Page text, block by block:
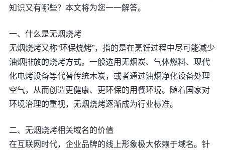
知识又有哪些？本文将为您一一解答。
一、什么是无烟烧烤
无烟烧烤又称“环保烧烤”，指的是在烹饪过程中尽可能减少
油烟排放的烧烤方式。一般选用无烟炭、气体燃料、现代
化电烤设备等代替传统木炭，或者通过油烟净化设备处理
空气，从而创造更健康、更环保的用餐环境。随着国家对
环境治理的重视，无烟烧烤逐渐成为行业标准。
二、无烟烧烤相关域名的价值
在互联网时代，企业品牌的线上形象极大依赖于域名。针